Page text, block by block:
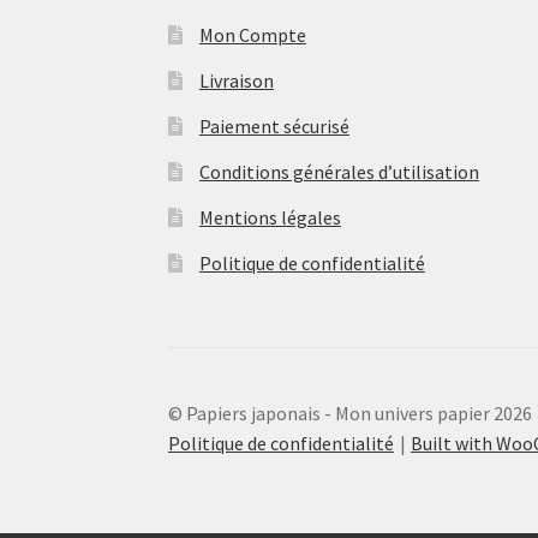
Mon Compte
Livraison
Paiement sécurisé
Conditions générales d’utilisation
Mentions légales
Politique de confidentialité
© Papiers japonais - Mon univers papier 2026
Politique de confidentialité
Built with